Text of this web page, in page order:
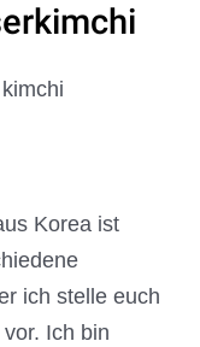
Korea ist
ich stelle euch
Ich bin